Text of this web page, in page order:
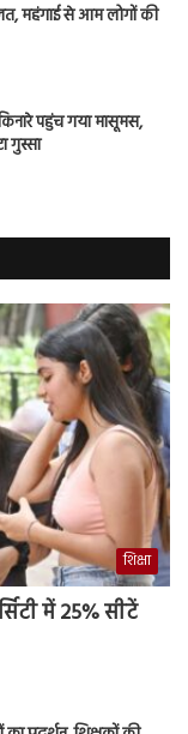
महंगाई से आम लोगों की
पहुंच गया मासूमस,
गुस्सा
शिक्षा
में 25% सीटें